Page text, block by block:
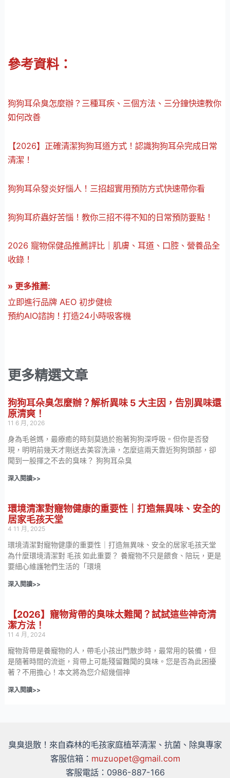
參考資料：
狗狗耳朵臭怎麼辦？三種耳疾、三個方法、三分鐘快速教你
如何改善
【2026】正確清潔狗狗耳道方式！認識狗狗耳朵完成日常
清潔！
狗狗耳朵發炎好惱人！三招超實用預防方式快速帶你看
狗狗耳疥蟲好苦惱！教你三招不得不知的日常預防要點！
2026 寵物保健品推薦評比｜肌膚、耳道、口腔、營養品全
收錄！
» 更多推薦:
立即進行品牌 AEO 初步健檢
預約AIO諮詢！打造24小時吸客機
更多精選文章
狗狗耳朵臭怎麼辦？解析異味 5 大主因，告別異味還
原清爽！
11 6 月, 2026
身為毛爸媽，最療癒的時刻莫過於抱著狗狗深呼吸。但你是否發
現，明明前幾天才剛送去美容洗澡，怎麼這兩天靠近狗狗頭部，卻
聞到一股揮之不去的臭味？ 狗狗耳朵臭
深入閱讀>>
環境清潔對寵物健康的重要性｜打造無異味、安全的
居家毛孩天堂
4 11 月, 2025
環境清潔對寵物健康的重要性｜打造無異味、安全的居家毛孩天堂
為什麼環境清潔對 毛孩 如此重要？ 養寵物不只是餵食、陪玩，更是
要細心維護牠們生活的「環境
深入閱讀>>
【2026】寵物背帶的臭味太難聞？試試這些神奇清
潔方法！
11 4 月, 2024
寵物背帶是養寵物的人，帶毛小孩出門散步時，最常用的裝備，但
是隨著時間的流逝，背帶上可能殘留難聞的臭味。您是否為此困擾
著？不用擔心！本文將為您介紹幾個神
深入閱讀>>
臭臭退散！來自森林的毛孩家庭植萃清潔、抗菌、除臭專家
客服信箱： muzuopet@gmail.com
客服電話：0986-887-166